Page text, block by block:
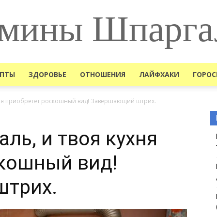
ЗДОРОВЬЕ ОТНОШЕНИЯ ЛАЙФХАКИ
приобретет роскошный вид! Завершающий штрих.
и твоя кухня
вид!